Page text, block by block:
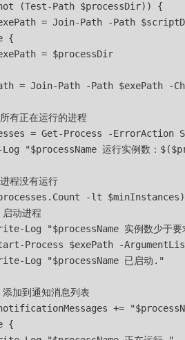
(Test-Path $processDir)) {
= Join-Path -Path
{
= $processDir
= Join-Path -Path $exePath -
有正在运行的进程
= Get-Process -ErrorAction
"$processName 运行实例数：
程没有运行
-lt
动进程
Log "$processName 实例数少于
Process $exePath -
Log "$processName 已启动."
加到通知消息列表
+=
{